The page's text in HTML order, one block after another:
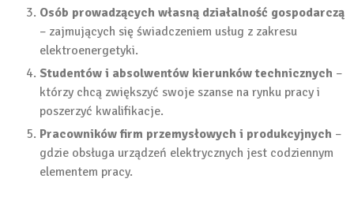
Osób prowadzących własną działalność gospodarczą
– zajmujących się świadczeniem usług z zakresu
elektroenergetyki.
Studentów i absolwentów kierunków technicznych –
którzy chcą zwiększyć swoje szanse na rynku pracy i
poszerzyć kwalifikacje.
Pracowników firm przemysłowych i produkcyjnych –
gdzie obsługa urządzeń elektrycznych jest codziennym
elementem pracy.